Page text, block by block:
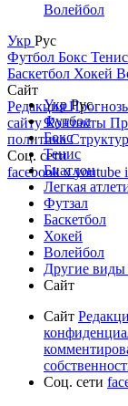
Волейбол
Укр Рус
Футбол Бокс Тенис
Баскетбол Хокей
Сайт
Редакция
сайтуКонтакты
политика
Соц. сети
facebookxyoutube
УкрРус
Футбол
Бокс
Тенис
Биатлон
Легкая
Футзал
Баскетбол
Хокей
Волейбол
Другие виды
Сайт
Сайт
Соц. сети